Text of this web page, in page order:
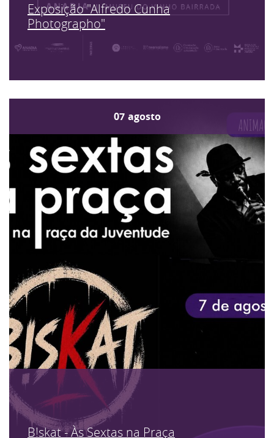
Exposição "Alfredo Cunha
Photographo"
07 agosto
B!skat - Às Sextas na Praça